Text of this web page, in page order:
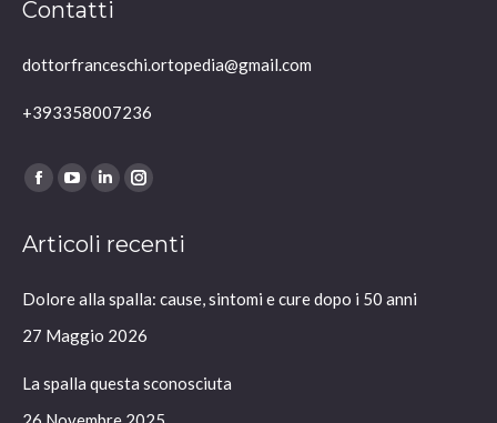
Contatti
dottorfranceschi.ortopedia@gmail.com
+393358007236
Ci puoi trovare su:
Facebook
opens
new
window
YouTube
opens
new
window
Linkedin
opens
new
window
Instagram
opens
new
window
Articoli recenti
Dolore alla spalla: cause, sintomi e cure dopo i 50 anni
27 Maggio 2026
La spalla questa sconosciuta